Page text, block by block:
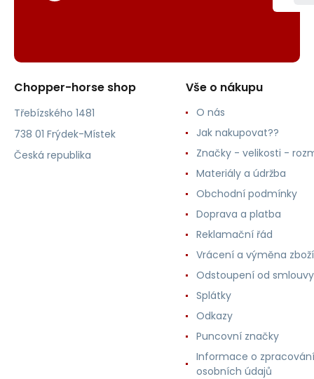
Chopper-horse shop
Třebízského 1481
738 01 Frýdek-Místek
Česká republika
Vše o nákupu
O nás
Jak nakupovat??
Značky - velikosti -
Materiály a údržba
Obchodní podmínky
Doprava a platba
Reklamační řád
Vrácení a výměna zboží
Odstoupení od smlouvy
Splátky
Odkazy
Puncovní značky
Informace o zpracování
osobních údajů